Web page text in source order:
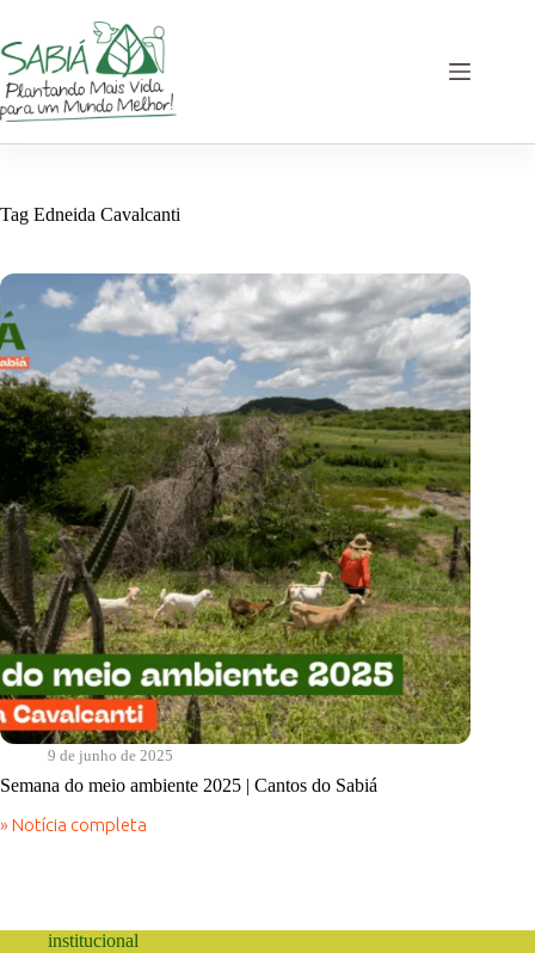
o
conteúdo
Tag Edneida Cavalcanti
9 de junho de 2025
Semana do meio ambiente 2025 | Cantos do Sabiá
» Notícia completa
Semana
|
institucional